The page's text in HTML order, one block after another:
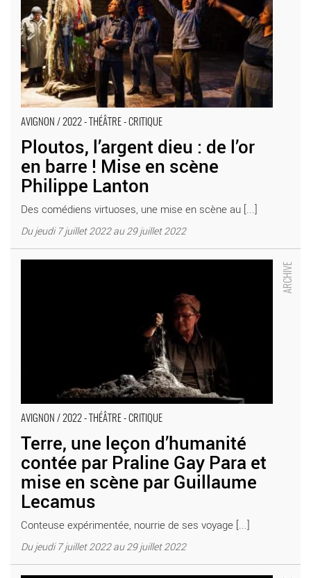
AVIGNON / 2022 - THÉÂTRE - CRITIQUE
Ploutos, l’argent dieu : de l’or
en barre ! Mise en scène
Philippe Lanton
Des comédiens virtuoses, une mise en scène au [...]
Du jeudi 7 juillet 2022 au 29 juillet 2022
AVIGNON / 2022 - THÉÂTRE - CRITIQUE
Terre, une leçon d’humanité
contée par Praline Gay Para et
mise en scène par Guillaume
Lecamus
Conteuse expérimentée, nourrie de ses voyage [...]
Du jeudi 7 juillet 2022 au 29 juillet 2022
Terre, une leçon d’humanité contée par Praline Gay Para et mise